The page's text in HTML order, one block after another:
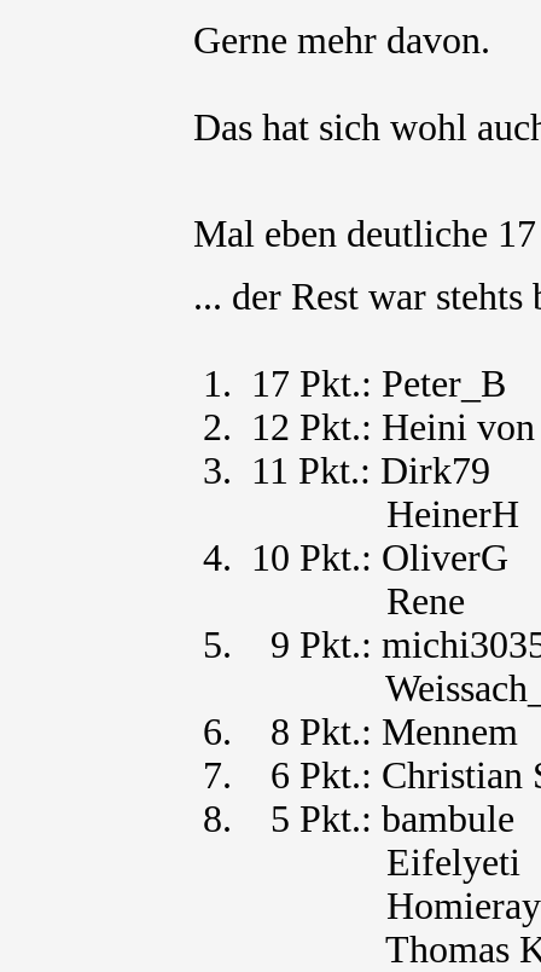
Gerne mehr davon.
Das hat sich wohl
Mal eben deutliche
... der Rest war
1. 17 Pkt.: Peter_B
2. 12 Pkt.: Heini von
3. 11 Pkt.: Dirk79
HeinerH
4. 10 Pkt.: OliverG
Rene
5. 9 Pkt.:
6. 8 Pkt.:
7. 6 Pkt.: Christian
8. 5 Pkt.: bambule
Eifelyeti
Homieray
Thomas